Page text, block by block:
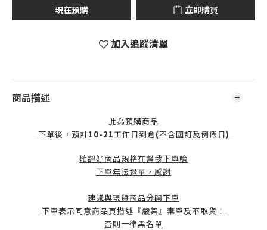
現在預購 立即購買
加入追蹤清單
商品描述
此為預購商品
下單後，預計10-21工作日到倉(不含國訂及例假日)
確認好商品規格在幫我下單唷
下單無法退單，感謝
建議與現貨商品分開下單
下單表示同意商品頁描述『嚴禁』棄單及不取貨！
否則一律黑名單